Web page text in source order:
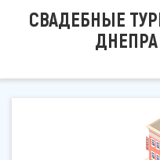
СВАДЕБНЫЕ
ДНЕПРА